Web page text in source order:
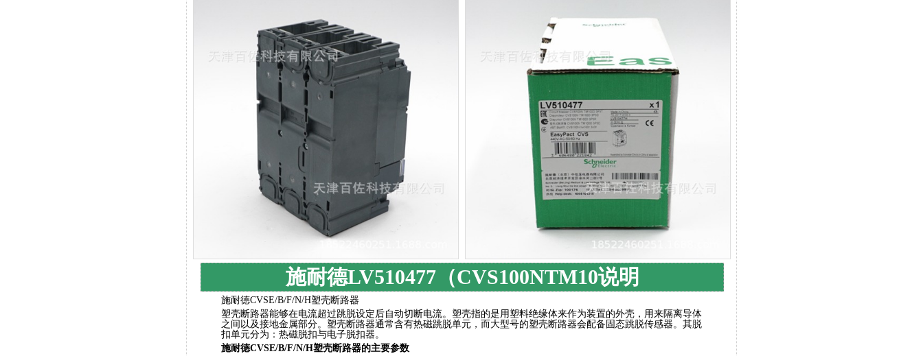
施耐德LV510477（CVS100NTM10说明
施耐德CVSE/B/F/N/H塑壳断路器
塑壳断路器能够在电流超过跳脱设定后自动切断电流。塑壳指的是用塑料绝缘体来作为装置的外壳，用来隔离导体
之间以及接地金属部分。塑壳断路器通常含有热磁跳脱单元，而大型号的塑壳断路器会配备固态跳脱传感器。其脱
扣单元分为：热磁脱扣与电子脱扣器。
施耐德CVSE/B/F/N/H塑壳断路器的主要参数